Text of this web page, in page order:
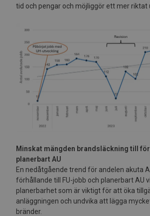
tid och pengar och möjliggör ett mer riktat
Minskat mängden brandsläckning till
planerbart AU
En nedåtgående trend för andelen akuta
förhållande till FU-jobb och planerbart AU
planerbarhet som är viktigt för att öka
anläggningen och undvika att lägga
bränder.